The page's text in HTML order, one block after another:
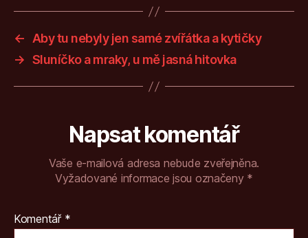
←
Aby tu nebyly jen samé zvířátka a kytičky
→ Sluníčko a mraky, u mě jasná hitovka
Napsat komentář
Vaše e-mailová adresa nebude zveřejněna.
Vyžadované informace jsou označeny *
Komentář *